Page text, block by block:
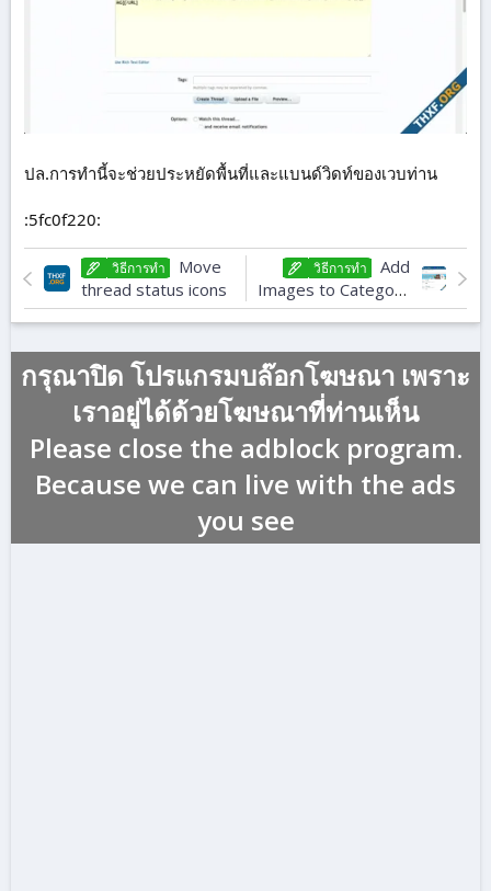
ปล.การทำนี้จะช่วยประหยัดพื้นที่และแบนด์วิดท์ของเวบท่าน
:5fc0f220:
วิธีการทํา
Move
thread status icons
วิธีการทํา
Add
Images to Category
Strips per Category
กรุณาปิด โปรแกรมบล๊อกโฆษณา เพราะ
เราอยู่ได้ด้วยโฆษณาที่ท่านเห็น
Please close the adblock program.
Because we can live with the ads
you see